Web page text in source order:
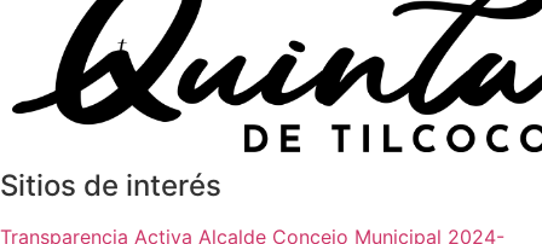
Sitios de interés
Transparencia Activa Alcalde Concejo Municipal 2024-